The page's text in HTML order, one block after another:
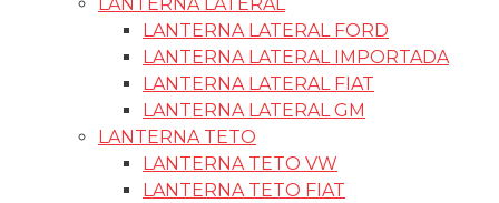
LANTERNA LATERAL FORD
LANTERNA LATERAL IMPORTADA
LANTERNA LATERAL FIAT
LANTERNA LATERAL GM
LANTERNA TETO
LANTERNA TETO VW
LANTERNA TETO FIAT